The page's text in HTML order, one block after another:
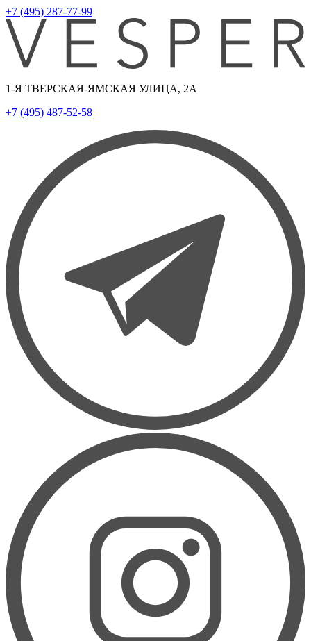
+7 (495) 287-77-99
1-Я ТВЕРСКАЯ-ЯМСКАЯ УЛИЦА, 2А
+7 (495) 487-52-58